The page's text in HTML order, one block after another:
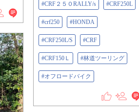
#CRF２５０RALLY/s #CRF250L
#crf250 #HONDA
#CRF250L/S #CRF
#CRF150Ｌ #林道ツーリング
#オフロードバイク